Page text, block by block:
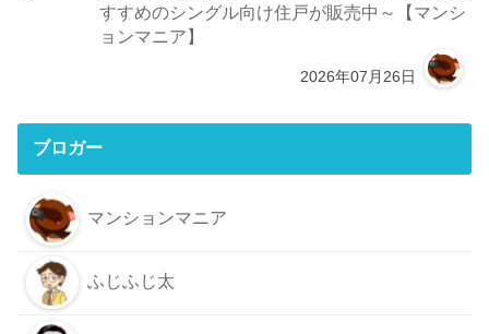
すすめのシングル向け住戸が販売中～【マンシ
ョンマニア】
2026年07月26日
ブロガー
マンションマニア
ふじふじ太